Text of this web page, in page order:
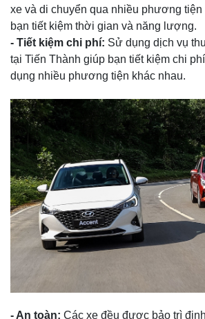
xe và di chuyển qua nhiều phương tiện
bạn tiết kiệm thời gian và năng lượng.
- Tiết kiệm chi phí: Sử dụng dịch vụ
tại Tiến Thành giúp bạn tiết kiệm chi
dụng nhiều phương tiện khác nhau.
- An toàn: Các xe đều được bảo trì